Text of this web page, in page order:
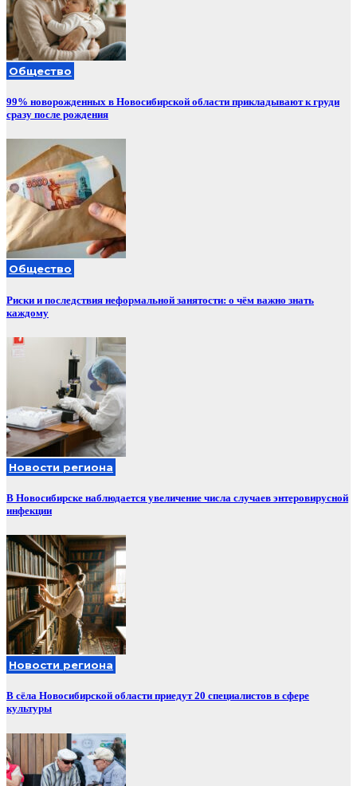
Общество
99% новорожденных в Новосибирской области прикладывают к груди
сразу после рождения
Общество
Риски и последствия неформальной занятости: о чём важно знать
каждому
Новости региона
В Новосибирске наблюдается увеличение числа случаев энтеровирусной
инфекции
Новости региона
В сёла Новосибирской области приедут 20 специалистов в сфере
культуры